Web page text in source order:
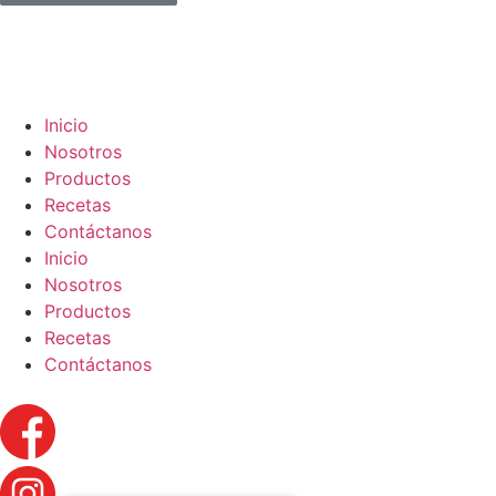
Inicio
Nosotros
Productos
Recetas
Contáctanos
Inicio
Nosotros
Productos
Recetas
Contáctanos